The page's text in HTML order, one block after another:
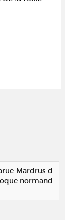
Mardrus d
normand